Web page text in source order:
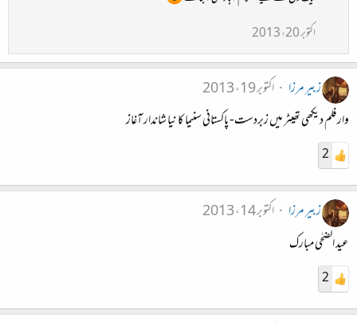
اکتوبر 20، 2013
زبیر مرزا
اکتوبر 19، 2013
وار فلم دیکھی تھیٹر میں زبردست- پاکستانی سنیما کا نیا شاندار آغاز
2
زبیر مرزا
اکتوبر 14، 2013
عید الضحٰی مبارک
2